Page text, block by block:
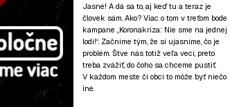
Jasné! A dá sa to, aj keď tu a teraz je
človek sám. Ako? Viac o tom v treťom bode
kampane „Koronakríza: Nie sme na jednej
lodi!“. Začnime tým, že si ujasníme, čo je
problém. Štve nás totiž veľa vecí, preto
treba zvážiť, do čoho sa chceme pustiť.
V každom meste či obci to môže byť niečo
iné.